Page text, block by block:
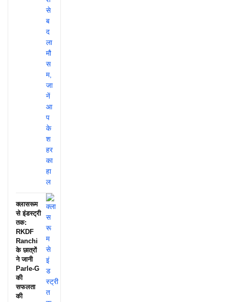
क्लासरूम
से इंडस्ट्री
तक:
RKDF
Ranchi
के छात्रों
ने जानी
Parle-G
की
सफलता
की